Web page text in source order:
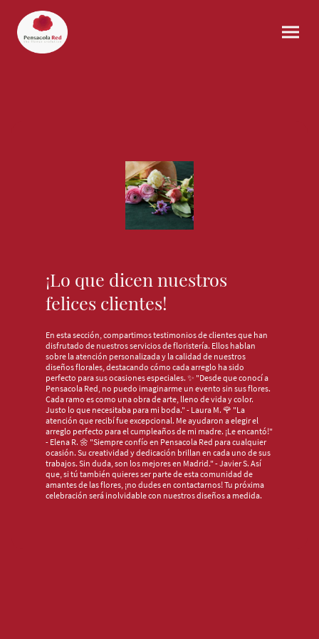
¡Lo que dicen nuestros
felices clientes!
En esta sección, compartimos testimonios de clientes que han
disfrutado de nuestros servicios de floristería. Ellos hablan
sobre la atención personalizada y la calidad de nuestros
diseños florales, destacando cómo cada arreglo ha sido
perfecto para sus ocasiones especiales. ✨ "Desde que conocí a
Pensacola Red, no puedo imaginarme un evento sin sus flores.
Cada ramo es como una obra de arte, lleno de vida y color.
Justo lo que necesitaba para mi boda." - Laura M. 🌹 "La
atención que recibí fue excepcional. Me ayudaron a elegir el
arreglo perfecto para el cumpleaños de mi madre. ¡Le encantó!"
- Elena R. 🌼 "Siempre confío en Pensacola Red para cualquier
ocasión. Su creatividad y dedicación brillan en cada uno de sus
trabajos. Sin duda, son los mejores en Madrid." - Javier S. Así
que, si tú también quieres ser parte de esta comunidad de
amantes de las flores, ¡no dudes en contactarnos! Tu próxima
celebración será inolvidable con nuestros diseños a medida.